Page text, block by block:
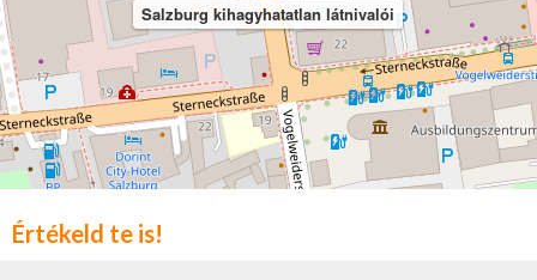
Salzburg kihagyhatatlan látnivalói
Értékeld te is!